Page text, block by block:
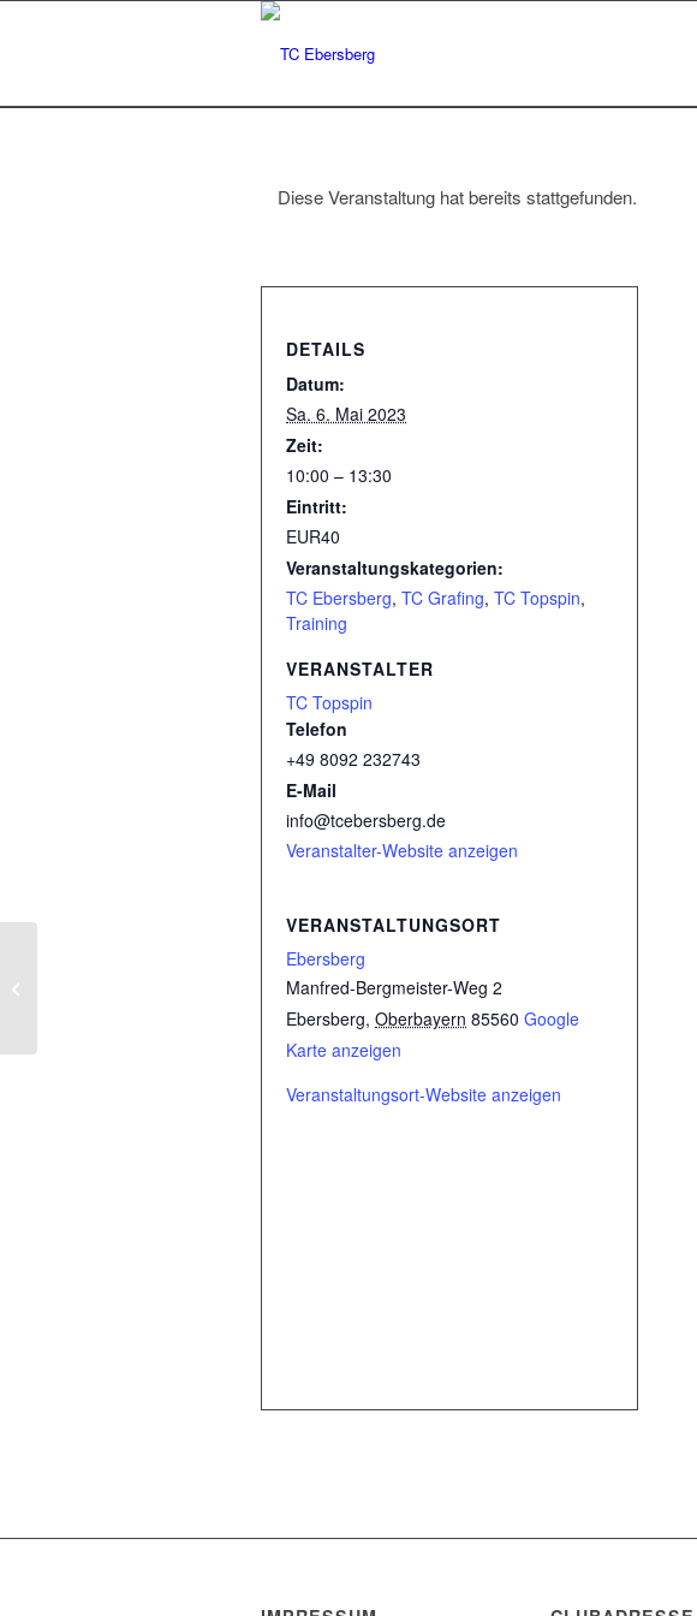
Diese Veranstaltung hat bereits stattgefunden.
DETAILS
Datum:
Sa. 6. Mai 2023
Zeit:
10:00 – 13:30
Eintritt:
EUR40
Veranstaltungskategorien:
TC Ebersberg, TC Grafing, TC Topspin,
Training
VERANSTALTER
TC Topspin
Telefon
+49 8092 232743
E-Mail
info@tcebersberg.de
Veranstalter-Website anzeigen
VERANSTALTUNGSORT
Ebersberg
Manfred-Bergmeister-Weg 2
Ebersberg, Oberbayern 85560 Google
Karte anzeigen
Veranstaltungsort-Website anzeigen